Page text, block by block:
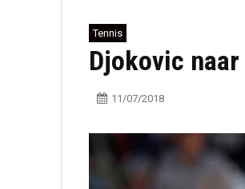
Tennis
Djokovic
11/07/2018